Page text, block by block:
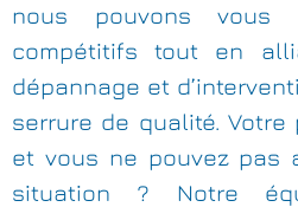
nous pouvons vous
compétitifs tout en
dépannage et
serrure de qualité.
et vous ne pouvez pas
situation ? Notre